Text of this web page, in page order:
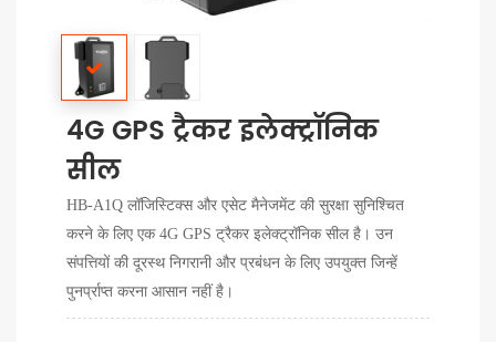
4G GPS ट्रैकर इलेक्ट्रॉनिक
सील
HB-A1Q लॉजिस्टिक्स और एसेट मैनेजमेंट की सुरक्षा सुनिश्चित
करने के लिए एक 4G GPS ट्रैकर इलेक्ट्रॉनिक सील है। उन
संपत्तियों की दूरस्थ निगरानी और प्रबंधन के लिए उपयुक्त जिन्हें
पुनर्प्राप्त करना आसान नहीं है।